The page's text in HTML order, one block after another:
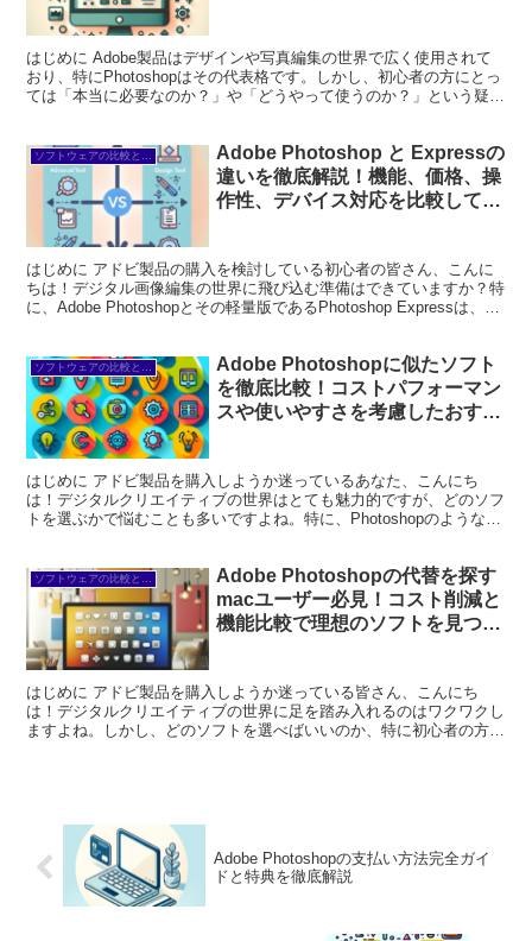
はじめに Adobe製品はデザインや写真編集の世界で広く使用されて
おり、特にPhotoshopはその代表格です。しかし、初心者の方にとっ
ては「本当に必要なのか？」や「どうやって使うのか？」という疑問
ソフトウェアの比較と代替
Adobe Photoshop と Expressの
違いを徹底解説！機能、価格、操
作性、デバイス対応を比較して最
はじめに アドビ製品の購入を検討している初心者の皆さん、こんに
ちは！デジタル画像編集の世界に飛び込む準備はできていますか？特
に、Adobe Photoshopとその軽量版であるPhotoshop Expressは、多
ソフトウェアの比較と代替
Adobe Photoshopに似たソフト
を徹底比較！コストパフォーマン
スや使いやすさを考慮したおすす
はじめに アドビ製品を購入しようか迷っているあなた、こんにち
は！デジタルクリエイティブの世界はとても魅力的ですが、どのソフ
トを選ぶかで悩むことも多いですよね。特に、Photoshopのような高
ソフトウェアの比較と代替
Adobe Photoshopの代替を探す
macユーザー必見！コスト削減と
機能比較で理想のソフトを見つけ
はじめに アドビ製品を購入しようか迷っている皆さん、こんにち
は！デジタルクリエイティブの世界に足を踏み入れるのはワクワクし
ますよね。しかし、どのソフトを選べばいいのか、特に初心者の方に
Adobe Photoshopの支払い方法完全ガイ
ドと特典を徹底解説